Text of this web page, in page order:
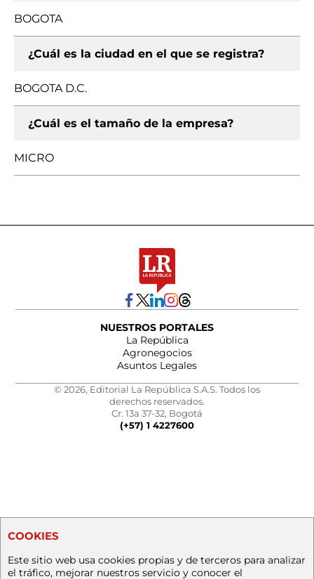
BOGOTA
¿Cuál es la ciudad en el que se registra?
BOGOTA D.C.
¿Cuál es el tamaño de la empresa?
MICRO
NUESTROS PORTALES
La República
Agronegocios
Asuntos Legales
© 2026, Editorial La República S.A.S. Todos los
derechos reservados.
Cr. 13a 37-32, Bogotá
(+57) 1 4227600
COOKIES
Este sitio web usa cookies propias y de terceros para analizar
el tráfico, mejorar nuestros servicio y conocer el